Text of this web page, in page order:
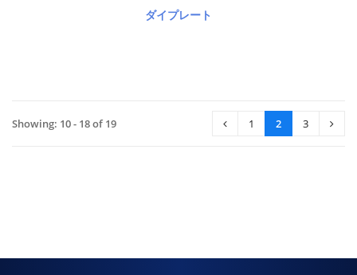
ダイプレート
Showing: 10 - 18 of 19 1 2 3